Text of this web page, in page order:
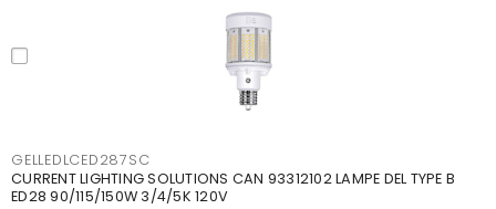
GELLEDLCED287SC
CURRENT LIGHTING SOLUTIONS CAN 93312102 LAMPE DEL TYPE B
ED28 90/115/150W 3/4/5K 120V